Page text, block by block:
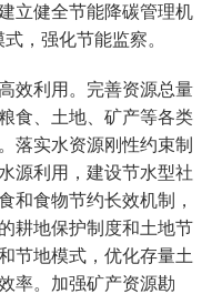
立健全节能降碳管理机
，强化节能监察。
效利用。完善资源总量
食、土地、矿产等各类
落实水资源刚性约束制
源利用，建设节水型社
和食物节约长效机制，
耕地保护制度和土地节
节地模式，优化存量土
率。加强矿产资源勘